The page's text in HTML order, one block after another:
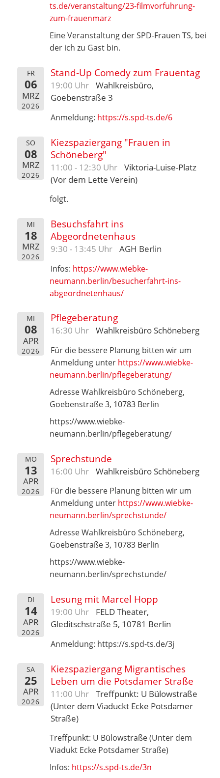
ts.de/veranstaltung/23-filmvorfuhrung-
zum-frauenmarz
Eine Veranstaltung der SPD-Frauen TS, bei
der ich zu Gast bin.
FR
06
MRZ
2026
Stand-Up Comedy zum Frauentag
19:00 Uhr
Wahlkreisbüro,
Goebenstraße 3
Anmeldung: https://s.spd-ts.de/6
SO
08
MRZ
2026
Kiezspaziergang "Frauen in
Schöneberg"
11:00 - 12:30 Uhr
Viktoria-Luise-Platz
(Vor dem Lette Verein)
folgt.
MI
18
MRZ
2026
Besuchsfahrt ins
Abgeordnetenhaus
9:30 - 13:45 Uhr AGH Berlin
Infos: https://www.wiebke-
neumann.berlin/besucherfahrt-ins-
abgeordnetenhaus/
MI
08
APR
2026
Pflegeberatung
16:30 Uhr Wahlkreisbüro Schöneberg
Für die bessere Planung bitten wir um
Anmeldung unter https://www.wiebke-
neumann.berlin/pflegeberatung/
Adresse Wahlkreisbüro Schöneberg,
Goebenstraße 3, 10783 Berlin
https://www.wiebke-
neumann.berlin/pflegeberatung/
MO
13
APR
2026
Sprechstunde
16:00 Uhr Wahlkreisbüro Schöneberg
Für die bessere Planung bitten wir um
Anmeldung unter https://www.wiebke-
neumann.berlin/sprechstunde/
Adresse Wahlkreisbüro Schöneberg,
Goebenstraße 3, 10783 Berlin
https://www.wiebke-
neumann.berlin/sprechstunde/
DI
14
APR
2026
Lesung mit Marcel Hopp
19:00 Uhr
FELD Theater,
Gleditschstraße 5, 10781 Berlin
Anmeldung: https://s.spd-ts.de/3j
SA
25
APR
2026
Kiezspaziergang Migrantisches
Leben um die Potsdamer Straße
11:00 Uhr
Treffpunkt: U Bülowstraße
(Unter dem Viaduckt Ecke Potsdamer
Straße)
Treffpunkt: U Bülowstraße (Unter dem
Viadukt Ecke Potsdamer Straße)
Infos: https://s.spd-ts.de/3n